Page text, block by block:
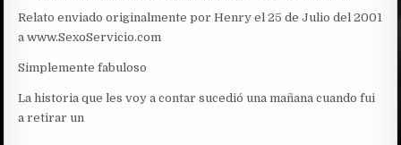
FABULOSO
Relato enviado originalmente por Henry el 25 de Julio del 2001
a www.SexoServicio.com
Simplemente fabuloso
La historia que les voy a contar sucedió una mañana cuando fui
a retirar un